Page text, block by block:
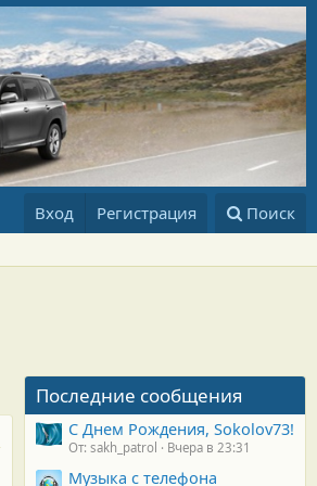
Вход Регистрация Поиск
Последние сообщения
С Днем Рождения, Sokolov73!
От: sakh_patrol Вчера в 23:31
Музыка с телефона